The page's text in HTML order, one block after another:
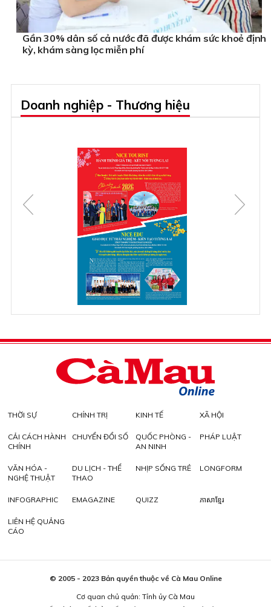
Gần 30% dân số cả nước đã được khám sức khoẻ định
kỳ, khám sàng lọc miễn phí
Doanh nghiệp - Thương hiệu
THỜI SỰ CHÍNH TRỊ KINH TẾ XÃ HỘI
CẢI CÁCH HÀNH
CHÍNH
CHUYỂN ĐỔI SỐ
QUỐC PHÒNG -
AN NINH
PHÁP LUẬT
VĂN HÓA -
NGHỆ THUẬT
DU LỊCH - THỂ
THAO
NHỊP SỐNG TRẺ LONGFORM
INFOGRAPHIC EMAGAZINE QUIZZ ភាសាខ្មែរ
LIÊN HỆ QUẢNG
CÁO
© 2005 - 2023 Bản quyền thuộc về Cà Mau Online
Cơ quan chủ quản: Tỉnh ủy Cà Mau